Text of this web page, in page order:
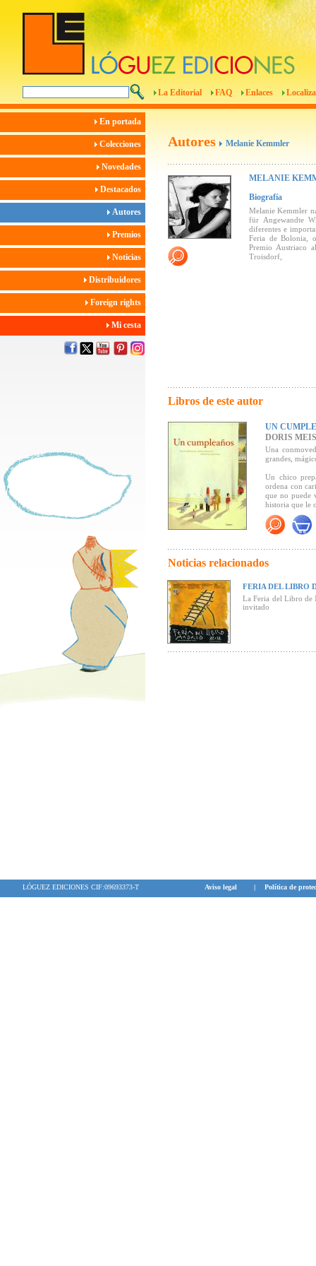
La Editorial FAQ Enlaces
En portada
Colecciones
Novedades
Destacados
Autores
Premios
Noticias
Distribuidores
Foreign rights
Mi cesta
Autores Melanie Kemmler
MELANIE
Biografía
Melanie Kemmler
für Angewandte
diferentes e
Feria de Bolonia,
Premio Austriaco
Troisdorf,
Libros de este autor
UN
DORIS
Una
grandes,
Un chico
ordena con
que no puede
historia que le
Se alegra
paga y
Sabe también
"Un libro
Ciencia).
"Una obra
de tener un
Noticias relacionados
FERIA DEL LIBRO
La Feria del Libro de
invitado
LÓGUEZ EDICIONES CIF:09693373-T Aviso legal | Política de